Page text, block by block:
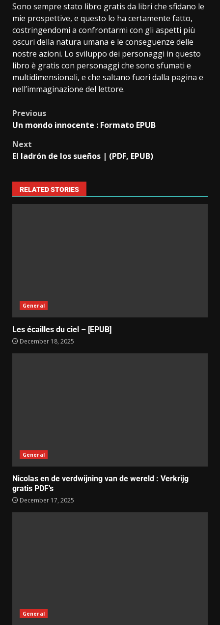
Sono sempre stato libro gratis da libri che sfidano le
mie prospettive, e questo lo ha certamente fatto,
costringendomi a confrontarmi con gli aspetti più
oscuri della natura umana e le conseguenze delle
nostre azioni. Lo sviluppo dei personaggi in questo
libro è gratis con personaggi che sono sfumati e
multidimensionali, e che saltano fuori dalla pagina e
nell’immaginazione del lettore.
Previous
Un mondo innocente : Formato EPUB
Next
El ladrón de los sueños | (PDF, EPUB)
RELATED STORIES
General
Les écailles du ciel – [EPUB]
December 18, 2025
General
Nicolas en de verdwijning van de wereld : Verkrijg
gratis PDF’s
December 17, 2025
General